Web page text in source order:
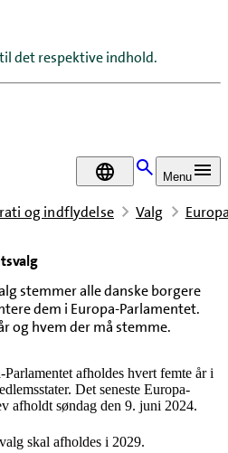
det respektive indhold.
DA Menu
og indflydelse Valg
stemmer alle danske borgere
dem i Europa-Parlamentet.
og hvem der må stemme.
afholdes hvert femte år i
Det seneste Europa-
afholdt søndag den 9. juni 2024.
skal afholdes i 2029.